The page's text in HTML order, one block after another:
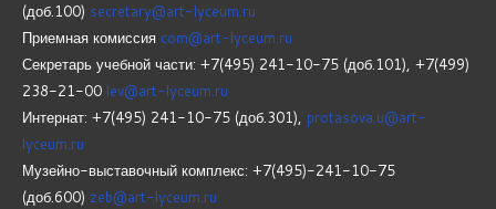
(доб.100) secretary@art-lyceum.ru
Приемная комиссия com@art-lyceum.ru
Секретарь учебной части: +7(495) 241-10-75 (доб.101), +7(499)
238-21-00 lev@art-lyceum.ru
Интернат: +7(495) 241-10-75 (доб.301), protasova.u@art-
lyceum.ru
Музейно-выставочный комплекс: +7(495)-241-10-75
(доб.600) zeb@art-lyceum.ru